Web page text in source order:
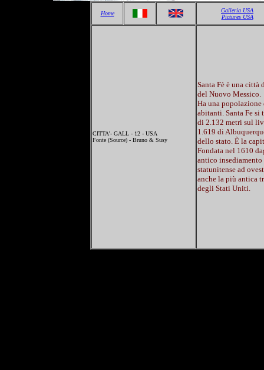
Home
Galleria USA
Pictures USA
CITTA'- GALL - 12 - USA
Fonte (Source) - Bruno & Susy
Santa Fè è una città
del Nuovo Messico.
Ha una
abitanti. Santa Fe
di 2.132 metri sul
1.619 di
dello stato. È la
Fondata nel 1610
antico
statunitense ad
anche la più antica
degli Stati Uniti.